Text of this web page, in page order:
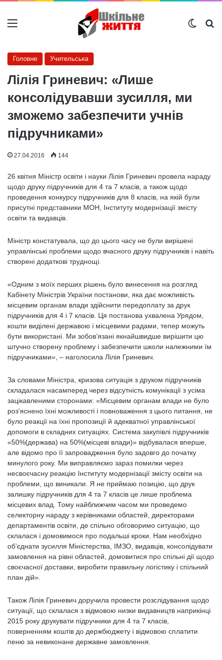
Меню
Головне Учительська
Лілія Гриневич: «Лише
консолідувавши зусилля, ми
зможемо забезпечити учнів
підручниками»
27.04.2016 144
26 квітня Міністр освіти і науки Лілія Гриневич провела нараду
щодо друку підручників для 4 та 7 класів, а також щодо
проведення конкурсу підручників для 8 класів, на якій були
присутні представники МОН, Інституту модернізації змісту
освіти та видавців.
Міністр констатувала, що до цього часу не були вирішені
управлінські проблеми щодо вчасного друку підручників і навіть
створені додаткові труднощі.
«Одним з моїх перших рішень було винесення на розгляд
Кабінету Міністрів України постанови, яка дає можливість
місцевим органам влади здійснити передоплату за друк
підручників для 4 і 7 класів. Ця постанова ухвалена Урядом,
кошти виділені державою і місцевими радами, тепер можуть
бути використані. Ми зобов’язані якнайшвидше вирішити цю
штучно створену проблему і забезпечити школи належними їм
підручниками», – наголосила Лілія Гриневич.
За словами Міністра, кризова ситуація з друком підручників
складалася насамперед через відсутність комунікації з усіма
зацікавленими сторонами: «Місцевим органам влади не було
роз’яснено їхні можливості і повноваження з цього питання, не
було реакції на їхні пропозиції й адекватної управлінської
допомоги в складних ситуаціях. Система закупівлі підручників
«50%(держава) на 50%(місцеві влади)» відбувалася вперше,
але відомо про її запровадження було задовго до початку
минулого року. Ми виправляємо зараз помилки через
несвоєчасну реакцію Інституту модернізації змісту освіти на
проблеми, що виникали. Я не приймаю позицію, що друк
залишку підручників для 4 та 7 класів це лише проблема
місцевих влад. Тому найближчим часом ми проведемо
селекторну нараду з керівниками областей, директорами
департаментів освіти, де спільно обговоримо ситуацію, що
склалася і домовимося про подальші кроки. Нам необхідно
об’єднати зусилля Міністерства, ІМЗО, видавців, консолідувати
замовлення на рівні областей, домовитися про спільні дії щодо
своєчасної доставки, виробити правильну логістику і спільний
план дій».
Також Лілія Гриневич доручила провести розслідування щодо
ситуації, що склалася з відмовою низки видавництв наприкінці
2015 року друкувати підручники для 4 та 7 класів,
поверненням коштів до держбюджету і відмовою сплатити
пеню за невиконане державне замовлення.